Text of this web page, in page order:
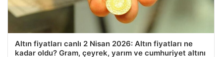
Altın fiyatları canlı 2 Nisan 2026: Altın fiyatları ne
kadar oldu? Gram, çeyrek, yarım ve cumhuriyet altını